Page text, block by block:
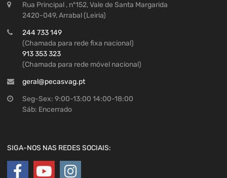
Rua Principal , nº152, Vale de Santa Margarida
2420-049, Arrabal (Leiria)
244 733 149
(Chamada para rede fixa nacional)
913 353 323
(Chamada para rede móvel nacional)
geral@pecasvag.pt
Seg-Sex: 9:00-13:00 14:00-18:00
Sáb: Encerrado
SIGA-NOS NAS REDES SOCIAIS: